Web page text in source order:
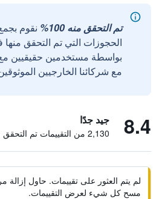
تم التحقق منه 100%
نقوم
الحجوزات التي تم التحقق
مع شركائنا الخارجيين
8.4 جيد جدًا
2,130 من التقييمات تم التحقق منها
لم يتم العثور على تقييمات. حاول إزالة
مسح كل شيء لعرض التقييمات.